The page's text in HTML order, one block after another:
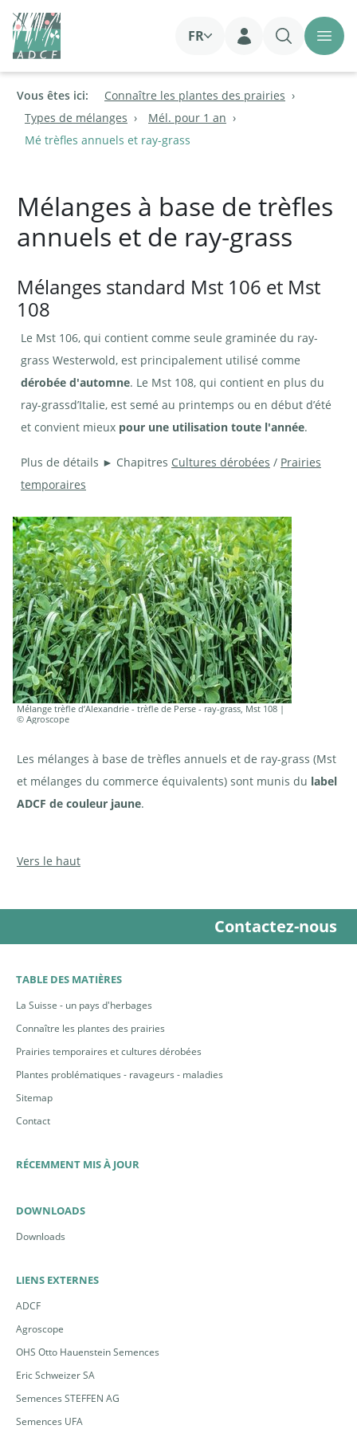
FR
Login
Vous êtes ici:
Connaître les plantes des prairies
Types de mélanges
Mél. pour 1 an
Mé trèfles annuels et ray-grass
Mélanges à base de trèfles
annuels et de ray-grass
Mélanges standard Mst 106 et Mst
108
Le Mst 106, qui contient comme seule graminée du ray-
grass Westerwold, est principalement utilisé comme
dérobée d'automne. Le Mst 108, qui contient en plus du
ray-grassd’Italie, est semé au printemps ou en début d’été
et convient mieux pour une utilisation toute l'année.
Plus de détails ► Chapitres Cultures dérobées / Prairies
temporaires
Mélange trèfle d’Alexandrie - trèfle de Perse - ray-grass, Mst 108 |
© Agroscope
Les mélanges à base de trèfles annuels et de ray-grass (Mst
et mélanges du commerce équivalents) sont munis du label
ADCF de couleur jaune.
Vers le haut
Contactez-nous
TABLE DES MATIÈRES
La Suisse - un pays d'herbages
Connaître les plantes des prairies
Prairies temporaires et cultures dérobées
Plantes problématiques - ravageurs - maladies
Sitemap
Contact
RÉCEMMENT MIS À JOUR
DOWNLOADS
Downloads
LIENS EXTERNES
ADCF
Agroscope
OHS Otto Hauenstein Semences
Eric Schweizer SA
Semences STEFFEN AG
Semences UFA